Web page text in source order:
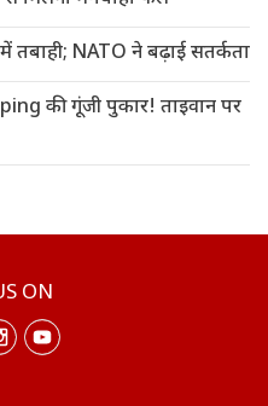
तबाही; NATO ने बढ़ाई सतर्कता
की गूंजी पुकार! ताइवान पर
ON